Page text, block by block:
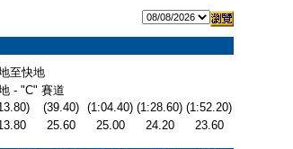
至快地
- "C" 賽道
(39.40) (1:04.40) (1:28.60) (1:52.20)
25.60 25.00 24.20 23.60